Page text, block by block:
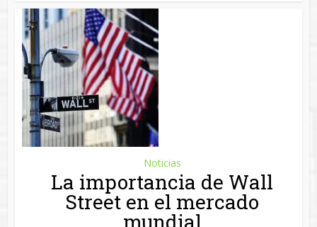
Noticias
¿Qué es el DFI?